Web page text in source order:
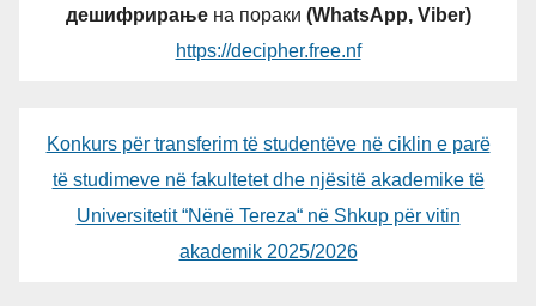
дешифрирањена пораки (WhatsApp, Viber)
https://decipher.free.nf
Konkurs për transferim të studentëve në ciklin e parë
të studimeve në fakultetet dhe njësitë akademike të
Universitetit “Nënë Tereza“ në Shkup për vitin
akademik 2025/2026